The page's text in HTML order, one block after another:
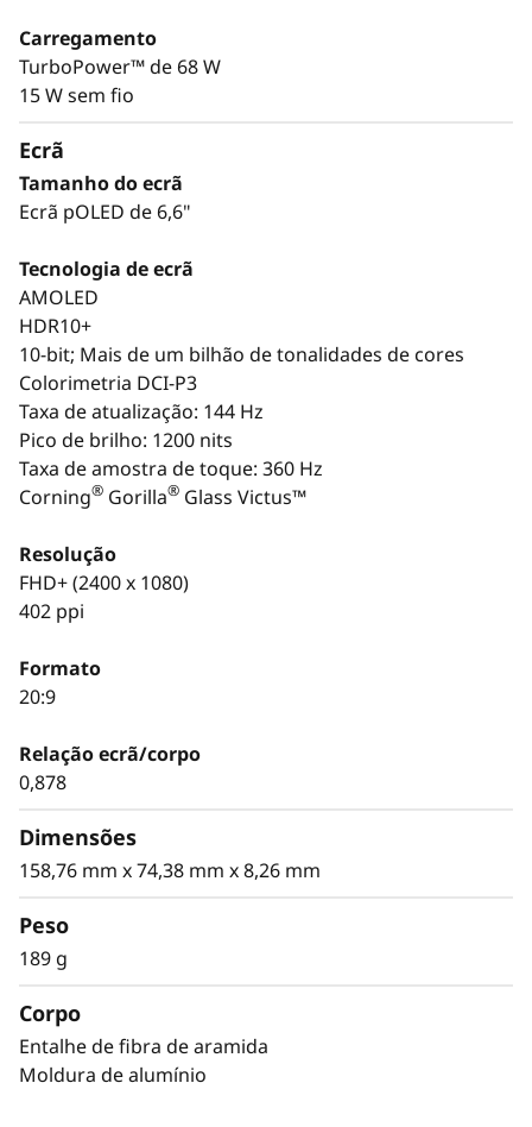
Carregamento
TurboPower™ de 68 W
15 W sem fio
Ecrã
Tamanho do ecrã
Ecrã pOLED de 6,6"
Tecnologia de ecrã
AMOLED
HDR10+
10-bit; Mais de um bilhão de tonalidades de cores
Colorimetria DCI-P3
Taxa de atualização: 144 Hz
Pico de brilho: 1200 nits
Taxa de amostra de toque: 360 Hz
Corning® Gorilla® Glass Victus™
Resolução
FHD+ (2400 x 1080)
402 ppi
Formato
20:9
Relação ecrã/corpo
0,878
Dimensões
158,76 mm x 74,38 mm x 8,26 mm
Peso
189 g
Corpo
Entalhe de fibra de aramida
Moldura de alumínio